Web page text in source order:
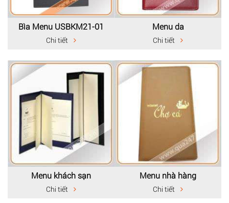
Bìa Menu USBKM21-01
Chi tiết
Menu da
Chi tiết
Menu khách sạn
Chi tiết
Menu nhà hàng
Chi tiết